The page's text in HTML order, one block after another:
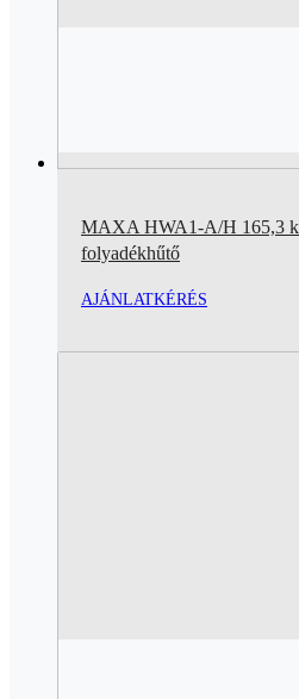
MAXA HWA1-A/H 165,3
folyadékhűtő
AJÁNLATKÉRÉS